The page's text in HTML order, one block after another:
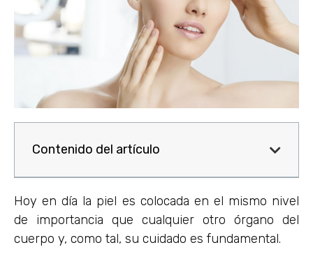
Contenido del artículo
Hoy en día la piel es colocada en el mismo nivel
de importancia que cualquier otro órgano del
cuerpo y, como tal, su cuidado es fundamental.